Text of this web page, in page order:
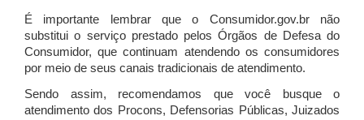
É importante lembrar que o Consumidor.gov.br não
substitui o serviço prestado pelos Órgãos de Defesa do
Consumidor, que continuam atendendo os consumidores
por meio de seus canais tradicionais de atendimento.
Sendo assim, recomendamos que você busque o
atendimento dos Procons, Defensorias Públicas, Juizados